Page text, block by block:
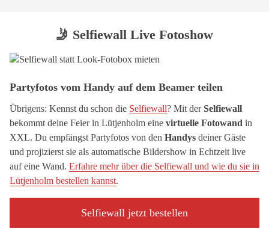
🤳 Selfiewall Live Fotoshow
Partyfotos vom Handy auf dem Beamer teilen
Übrigens: Kennst du schon die Selfiewall? Mit derSelfiewall
bekommt deine Feier in Lütjenholm eine virtuelle Fotowand in
XXL. Du empfängst Partyfotos von den Handys deiner Gäste
und projizierst sie als automatische Bildershow in Echtzeit live
auf eine Wand. Erfahre mehr über die Selfiewall und wie du sie in
Lütjenholm bestellen kannst.
Selfiewall jetzt bestellen